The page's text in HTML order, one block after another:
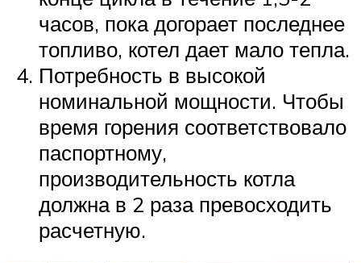
часов, пока догорает последнее
топливо, котел дает мало тепла.
Потребность в высокой
номинальной мощности. Чтобы
время горения соответствовало
паспортному,
производительность котла
должна в 2 раза превосходить
расчетную.